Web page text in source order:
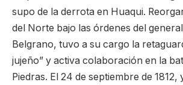
supo de la derrota en Huaqui.
del Norte bajo las órdenes del
Belgrano, tuvo a su cargo la
jujeño” y activa colaboración en la
Piedras. El 24 de septiembre de